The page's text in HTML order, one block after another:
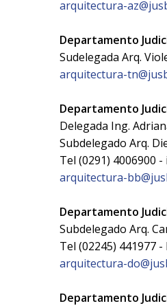
arquitectura-
Departamento
Sudelegada Arq.
arquitectura-
Departamento
Delegada Ing.
Subdelegado Arq.
Tel (0291) 4006900
arquitectura-
Departamento
Subdelegado Arq.
Tel (02245) 441977 -
arquitectura-
Departamento